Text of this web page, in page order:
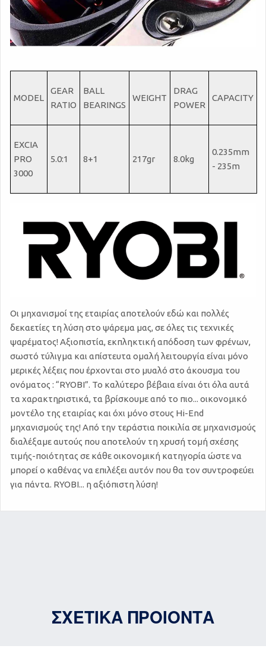
MODEL
GEAR
RATIO
BALL
BEARINGS
WEIGHT
DRAG
POWER
CAPACITY
EXCIA
PRO
3000
5.0:1 8+1 217gr 8.0kg
0.235mm
- 235m
Οι μηχανισμοί της εταιρίας αποτελούν εδώ και πολλές
δεκαετίες τη λύση στο ψάρεμα μας, σε όλες τις τεχνικές
ψαρέματος! Αξιοπιστία, εκπληκτική απόδοση των φρένων,
σωστό τύλιγμα και απίστευτα ομαλή λειτουργία είναι μόνο
μερικές λέξεις που έρχονται στο μυαλό στο άκουσμα του
ονόματος : “RYOBI”. Το καλύτερο βέβαια είναι ότι όλα αυτά
τα χαρακτηριστικά, τα βρίσκουμε από το πιο... οικονομικό
μοντέλο της εταιρίας και όχι μόνο στους Hi-End
μηχανισμούς της! Από την τεράστια ποικιλία σε μηχανισμούς
διαλέξαμε αυτούς που αποτελούν τη χρυσή τομή σχέσης
τιμής-ποιότητας σε κάθε οικονομική κατηγορία ώστε να
μπορεί ο καθένας να επιλέξει αυτόν που θα τον συντροφεύει
για πάντα. RYOBI... η αξιόπιστη λύση!
ΣΧΕΤΙΚΑ ΠΡΟΙΟΝΤΑ